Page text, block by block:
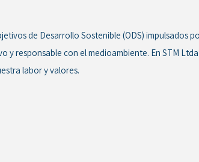
de Desarrollo Sostenible (ODS) impulsados
y responsable con el medioambiente. En STM
labor y valores.